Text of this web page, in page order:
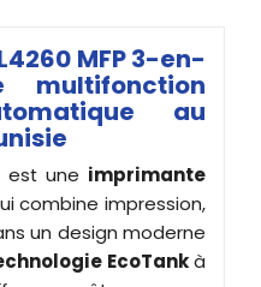
MFP 3-en-
au
est une imprimante
combine impression,
un design moderne
EcoTankà